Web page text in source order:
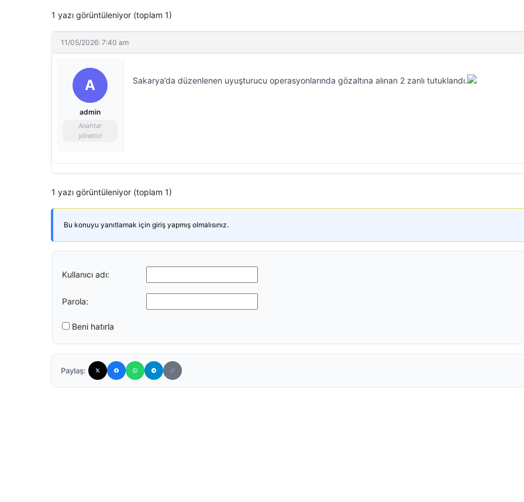
1 yazı görüntüleniyor (toplam 1)
11/05/2026: 7:40 am
A
admin
Anahtar
yönetici
Sakarya’da düzenlenen uyuşturucu operasyonlarında gözaltına alınan 2 zanlı tutuklandı.
1 yazı görüntüleniyor (toplam 1)
Bu konuyu yanıtlamak için giriş yapmış olmalısınız.
Kullanıcı adı:
Parola:
Beni hatırla
Paylaş: